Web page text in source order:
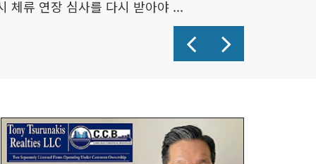
체류 연장 심사를 다시 받아야 ...